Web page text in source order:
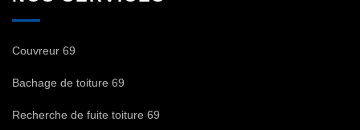
Couvreur 69
Bachage de toiture 69
Recherche de fuite toiture 69